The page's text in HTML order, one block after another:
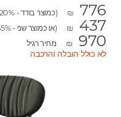
₪ 776 (כמוצר בודד - 20% הנחה)
₪ 437 (או כמוצר שני - 55% הנחה)
₪ 970 מחיר רגיל
לא כולל הובלה והרכבה